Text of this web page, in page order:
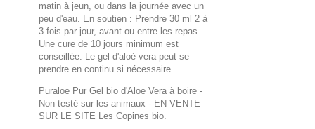
matin à jeun, ou dans la journée avec un
peu d'eau. En soutien : Prendre 30 ml 2 à
3 fois par jour, avant ou entre les repas.
Une cure de 10 jours minimum est
conseillée. Le gel d'aloé-vera peut se
prendre en continu si nécessaire
Puraloe Pur Gel bio d'Aloe Vera à boire -
Non testé sur les animaux - EN VENTE
SUR LE SITE Les Copines bio.